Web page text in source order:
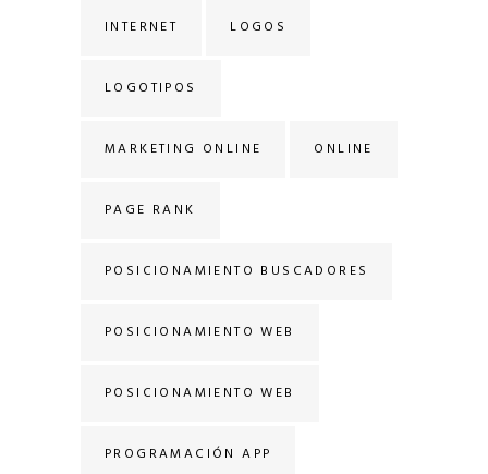
INTERNET LOGOS
LOGOTIPOS
MARKETING ONLINE ONLINE
PAGE RANK
POSICIONAMIENTO BUSCADORES
POSICIONAMIENTO WEB
POSICIONAMIENTO WEB
PROGRAMACIÓN APP